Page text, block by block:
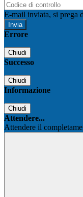
E-mail inviata, si prega
Errore
Chiudi
Successo
Chiudi
Informazione
Chiudi
Attendere...
Attendere il